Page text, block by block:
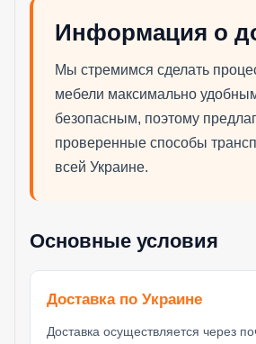
Информация о
Мы стремимся сделать
мебели максимально
безопасным, поэтому
проверенные способы
всей Украине.
Основные условия
Доставка по Украине
Доставка осуществляется через